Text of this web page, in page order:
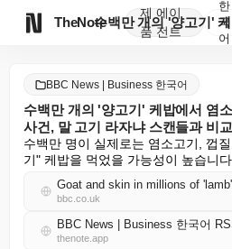
TheNote
제
품
에이
전트
한
국
어
BBC News | Business 한국어
수백만 개의 '양고기' 케밥에서 염
사건, 말 고기 라자냐 스캔들과 비교
수백만 명이 실제로는 염소고기, 껍
기" 케밥을 먹었을 가능성이 높습니다.
bbc.co.uk
BBC News | Business 한국어
thenote.app